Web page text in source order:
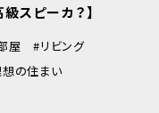
スピーカ？】
屋
リビング
の住まい